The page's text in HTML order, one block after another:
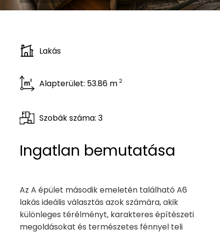
Lakás
Alapterület: 53.86 m 2
Szobák száma: 3
Ingatlan bemutatása
Az A épület második emeletén található A6
lakás ideális választás azok számára, akik
különleges térélményt, karakteres építészeti
megoldásokat és természetes fénnyel teli